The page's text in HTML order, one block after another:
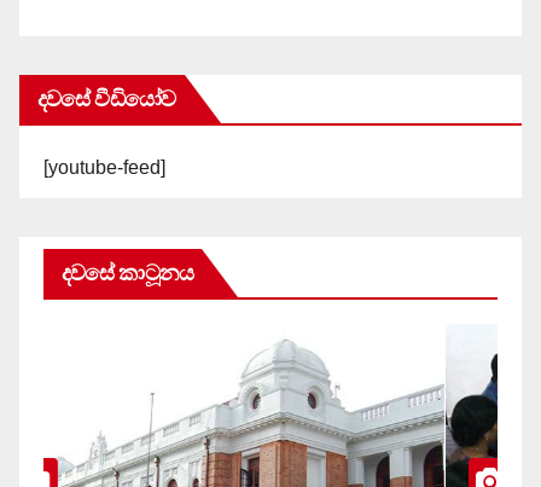
දවසේ වීඩියෝව
[youtube-feed]
දවසේ කාටූනය